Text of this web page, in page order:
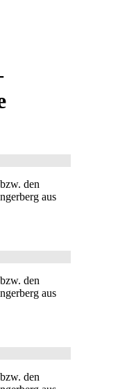
den
aus
den
aus
den